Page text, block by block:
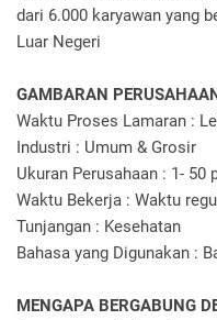
dari 6.000 karyawan yang
Luar Negeri
GAMBARAN
Waktu Proses Lamaran :
Industri : Umum & Grosir
Ukuran Perusahaan : 1- 50
Waktu Bekerja : Waktu
Tunjangan : Kesehatan
Bahasa yang Digunakan :
MENGAPA BERGABUNG